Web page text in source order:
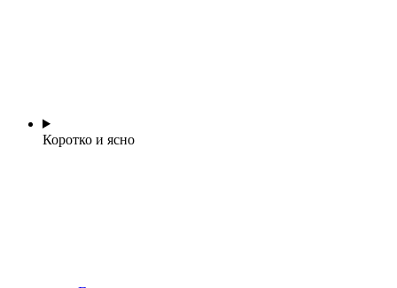
Коротко и ясно